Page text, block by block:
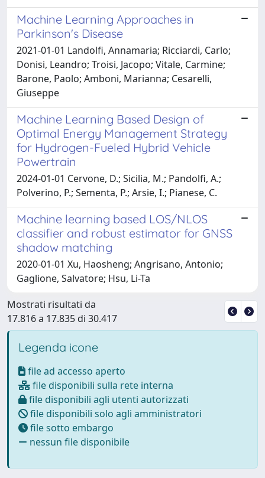
Machine Learning Approaches in
Parkinson's Disease
2021-01-01 Landolfi, Annamaria; Ricciardi, Carlo;
Donisi, Leandro; Troisi, Jacopo; Vitale, Carmine;
Barone, Paolo; Amboni, Marianna; Cesarelli,
Giuseppe
Machine Learning Based Design of
Optimal Energy Management Strategy
for Hydrogen-Fueled Hybrid Vehicle
Powertrain
2024-01-01 Cervone, D.; Sicilia, M.; Pandolfi, A.;
Polverino, P.; Sementa, P.; Arsie, I.; Pianese, C.
Machine learning based LOS/NLOS
classifier and robust estimator for GNSS
shadow matching
2020-01-01 Xu, Haosheng; Angrisano, Antonio;
Gaglione, Salvatore; Hsu, Li-Ta
Mostrati risultati da
17.816 a 17.835 di 30.417
Legenda icone
file ad accesso aperto
file disponibili sulla rete interna
file disponibili agli utenti autorizzati
file disponibili solo agli amministratori
file sotto embargo
nessun file disponibile